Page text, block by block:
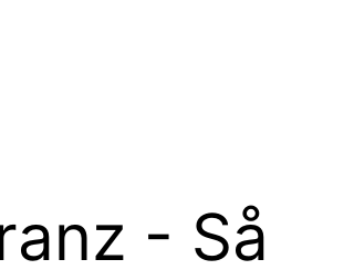
- Så